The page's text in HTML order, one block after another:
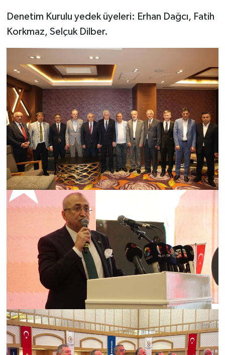
Denetim Kurulu yedek üyeleri: Erhan Dağcı, Fatih
Korkmaz, Selçuk Dilber.